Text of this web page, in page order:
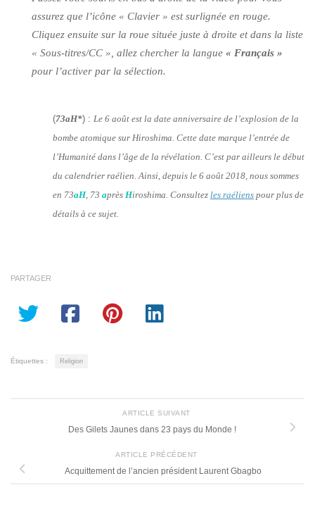
assurez que l’icône « Clavier » est surlignée en rouge.
Cliquez ensuite sur la roue située juste à droite et dans la liste
« Sous-titres/CC », allez chercher la langue « Français »
pour l’activer par la sélection.
(73aH*) : Le 6 août est la date anniversaire de l’explosion de la
bombe atomique sur Hiroshima. Cette date marque l’entrée de
l’Humanité dans l’âge de la révélation. C’est par ailleurs le début
du calendrier raélien. Ainsi, depuis le 6 août 2018, nous sommes
en 73aH, 73 après Hiroshima. Consultez les raéliens pour plus de
détails à ce sujet.
PARTAGER
Étiquettes : Religion
ARTICLE SUIVANT
Des Gilets Jaunes dans 23 pays du Monde !
ARTICLE PRÉCÉDENT
Acquittement de l’ancien président Laurent Gbagbo